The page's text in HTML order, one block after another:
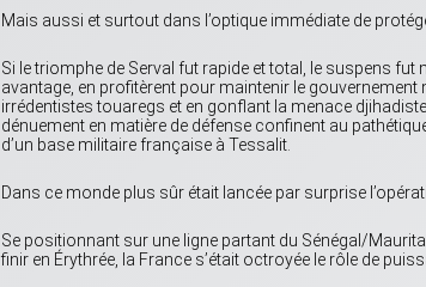
Mais aussi et surtout dans l’optique immédiate de
Si le triomphe de Serval fut rapide et total, le suspens
avantage, en profitèrent pour maintenir le
irrédentistes touaregs et en gonflant la menace
dénuement en matière de défense confinent au
d’un base militaire française à Tessalit.
Dans ce monde plus sûr était lancée par surprise
Se positionnant sur une ligne partant du Sénégal/
finir en Érythrée, la France s’était octroyée le rôle de